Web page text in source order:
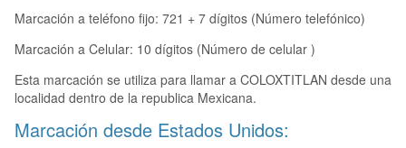
Marcación a teléfono fijo: 721 + 7 dígitos (Número telefónico)
Marcación a Celular: 10 dígitos (Número de celular )
Esta marcación se utiliza para llamar a COLOXTITLAN desde una
localidad dentro de la republica Mexicana.
Marcación desde Estados Unidos: